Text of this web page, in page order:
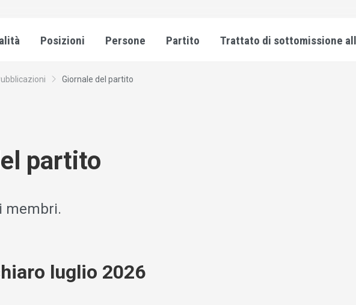
Posizioni Persone Partito Trattato di sottomissione
Giornale del partito
partito
membri.
luglio 2026